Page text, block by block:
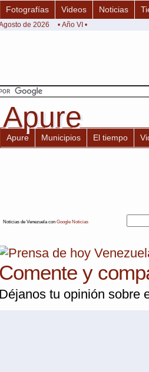
Fotografías Videos Noticias
de 2026 • Año VI •
Apure
Apure
Apure Municipios El tiempo
Noticias de Venezuela con Google Noticias
Comente y
Déjanos tu opinión sobre